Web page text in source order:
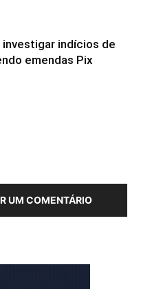
investigar indícios de
emendas Pix
UM COMENTÁRIO